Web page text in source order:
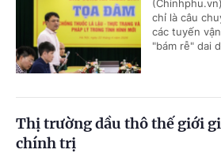
chỉ là câu
các tuyến
"bám rễ" dai
Thị trường dầu thô thế giới
chính trị